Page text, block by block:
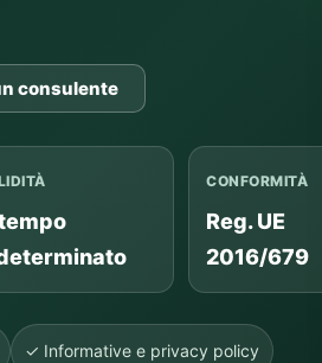
consulente
CONFORMITÀ
Reg. UE
2016/679
✓ Informative e privacy policy